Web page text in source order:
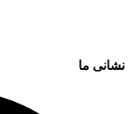
نشانی ما